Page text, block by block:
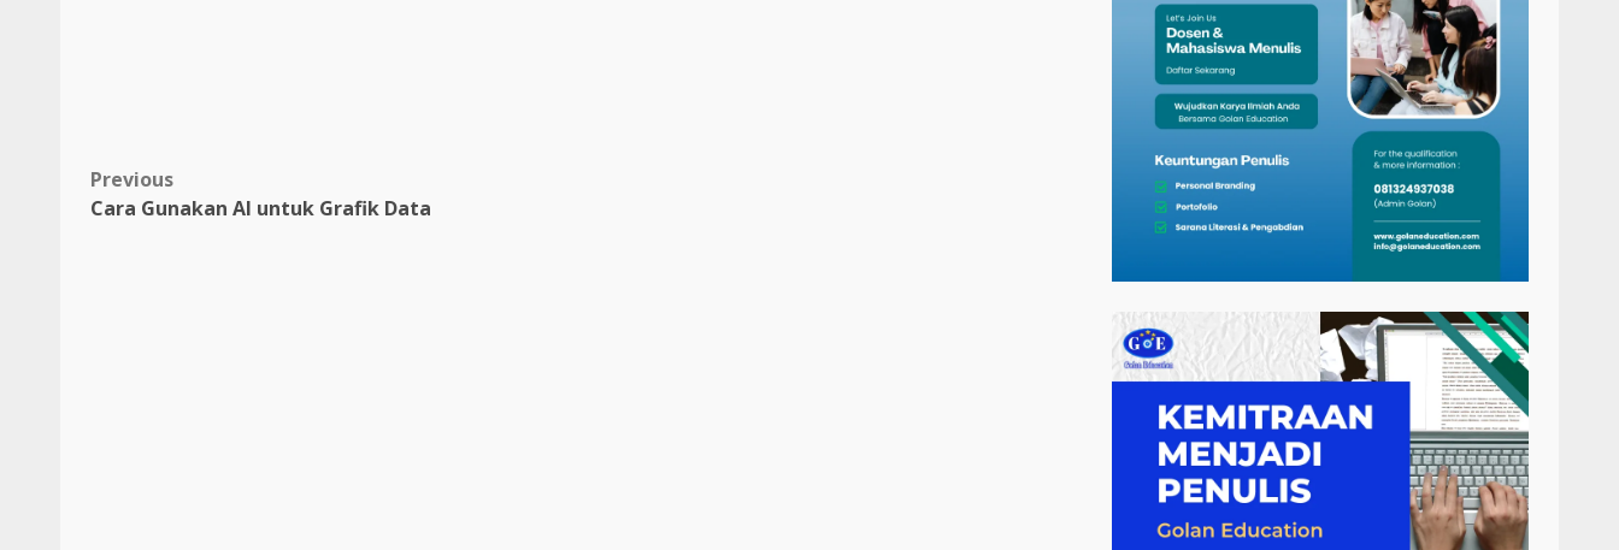
Post
Previous
Cara Gunakan AI untuk Grafik Data